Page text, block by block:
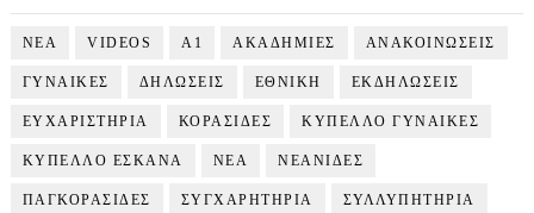
NEA VIDEOS Α1 ΑΚΑΔΗΜΙΕΣ ΑΝΑΚΟΙΝΩΣΕΙΣ
ΓΥΝΑΙΚΕΣ ΔΗΛΩΣΕΙΣ ΕΘΝΙΚΗ ΕΚΔΗΛΩΣΕΙΣ
ΕΥΧΑΡΙΣΤΗΡΙΑ ΚΟΡΑΣΙΔΕΣ ΚΥΠΕΛΛΟ ΓΥΝΑΙΚΕΣ
ΚΥΠΕΛΛΟ ΕΣΚΑΝΑ ΝΕΑ ΝΕΑΝΙΔΕΣ
ΠΑΓΚΟΡΑΣΙΔΕΣ ΣΥΓΧΑΡΗΤΗΡΙΑ ΣΥΛΛΥΠΗΤΗΡΙΑ